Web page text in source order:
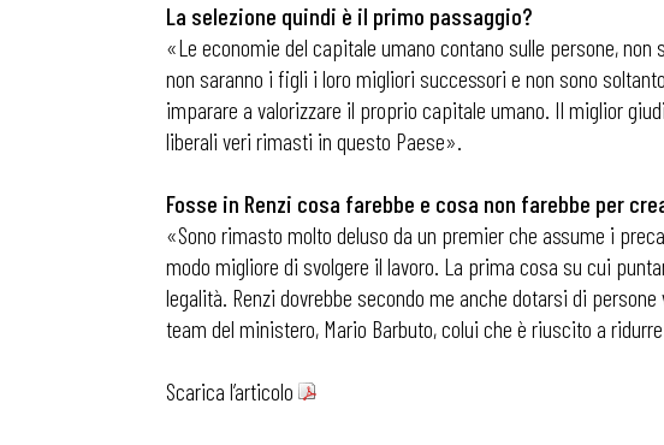
Bollettini ADAPT
La selezione quindi è il primo passaggio?
«Le economie del capitale umano contano sulle persone,
non saranno i figli i loro migliori successori e non sono
imparare a valorizzare il proprio capitale umano. Il miglior
liberali veri rimasti in questo Paese».
Fosse in Renzi cosa farebbe e cosa non farebbe per
«Sono rimasto molto deluso da un premier che assume i
modo migliore di svolgere il lavoro. La prima cosa su cui
legalità. Renzi dovrebbe secondo me anche dotarsi di
team del ministero, Mario Barbuto, colui che è riuscito a
Scarica l’articolo